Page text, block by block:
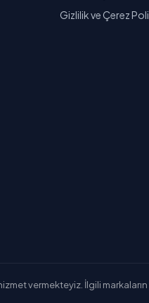
Gizlilik ve Çerez
vermekteyiz. İlgili